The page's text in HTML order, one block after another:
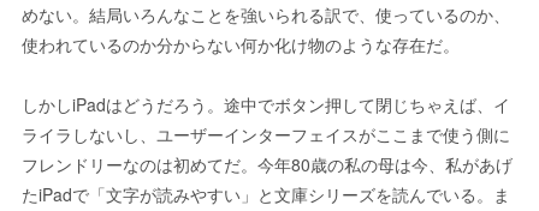
めない。結局いろんなことを強いられる訳で、使っているのか、
使われているのか分からない何か化け物のような存在だ。
しかしiPadはどうだろう。途中でボタン押して閉じちゃえば、イ
ライラしないし、ユーザーインターフェイスがここまで使う側に
フレンドリーなのは初めてだ。今年80歳の私の母は今、私があげ
たiPadで「文字が読みやすい」と文庫シリーズを読んでいる。ま